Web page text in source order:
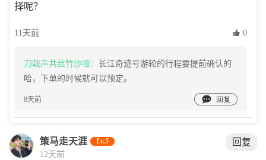
择呢？
11天前  0
刀戟声共丝竹沙哑： 长江奇迹号游轮的行程要提前确认的
哈，下单的时候就可以预定。
8天前 
策马走天涯 Lv.5
12天前
回复